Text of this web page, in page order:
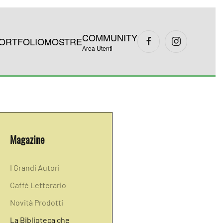
MOSTRECOMMUNITY
Area Utenti
Magazine
I Grandi Autori
Caffè Letterario
Novità Prodotti
La Biblioteca che